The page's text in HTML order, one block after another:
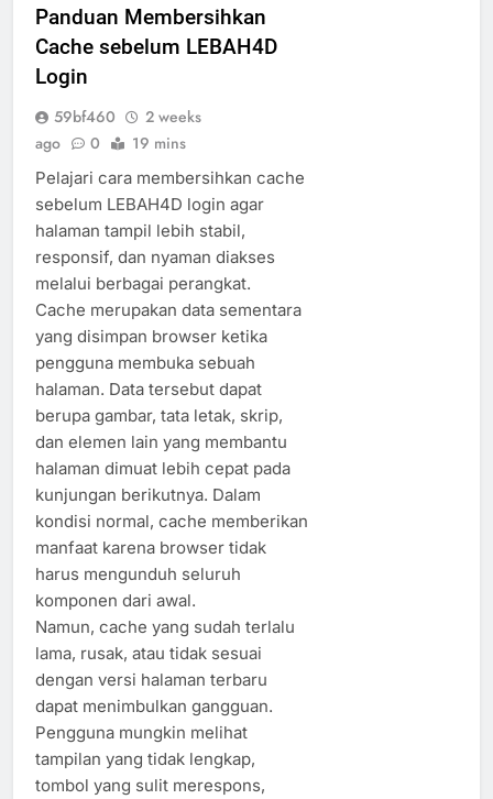
Panduan Membersihkan
Cache sebelum LEBAH4D
Login
59bf460
2 weeks
ago
0 19 mins
Pelajari cara membersihkan cache
sebelum LEBAH4D login agar
halaman tampil lebih stabil,
responsif, dan nyaman diakses
melalui berbagai perangkat.
Cache merupakan data sementara
yang disimpan browser ketika
pengguna membuka sebuah
halaman. Data tersebut dapat
berupa gambar, tata letak, skrip,
dan elemen lain yang membantu
halaman dimuat lebih cepat pada
kunjungan berikutnya. Dalam
kondisi normal, cache memberikan
manfaat karena browser tidak
harus mengunduh seluruh
komponen dari awal.
Namun, cache yang sudah terlalu
lama, rusak, atau tidak sesuai
dengan versi halaman terbaru
dapat menimbulkan gangguan.
Pengguna mungkin melihat
tampilan yang tidak lengkap,
tombol yang sulit merespons,